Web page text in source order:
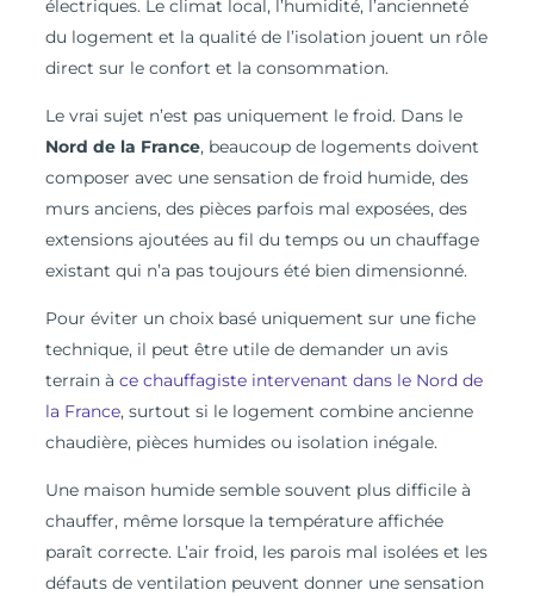
électriques. Le climat local, l’humidité, l’ancienneté
du logement et la qualité de l’isolation jouent un rôle
direct sur le confort et la consommation.
Le vrai sujet n’est pas uniquement le froid. Dans le
Nord de la France, beaucoup de logements doivent
composer avec une sensation de froid humide, des
murs anciens, des pièces parfois mal exposées, des
extensions ajoutées au fil du temps ou un chauffage
existant qui n’a pas toujours été bien dimensionné.
Pour éviter un choix basé uniquement sur une fiche
technique, il peut être utile de demander un avis
terrain à ce chauffagiste intervenant dans le Nord de
la France, surtout si le logement combine ancienne
chaudière, pièces humides ou isolation inégale.
Une maison humide semble souvent plus difficile à
chauffer, même lorsque la température affichée
paraît correcte. L’air froid, les parois mal isolées et les
défauts de ventilation peuvent donner une sensation